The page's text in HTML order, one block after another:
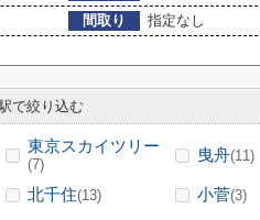
間取り
指定なし
で絞り込む
東京スカイツリー
(7)
曳舟(11)
北千住(13) 小菅(3)